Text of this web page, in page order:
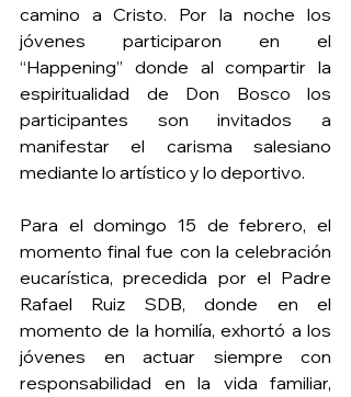
camino a Cristo. Por la noche los
jóvenes participaron en el
“Happening” donde al compartir la
espiritualidad de Don Bosco los
participantes son invitados a
manifestar el carisma salesiano
mediante lo artístico y lo deportivo.
Para el domingo 15 de febrero, el
momento final fue con la celebración
eucarística, precedida por el Padre
Rafael Ruiz SDB, donde en el
momento de la homilía, exhortó a los
jóvenes en actuar siempre con
responsabilidad en la vida familiar,